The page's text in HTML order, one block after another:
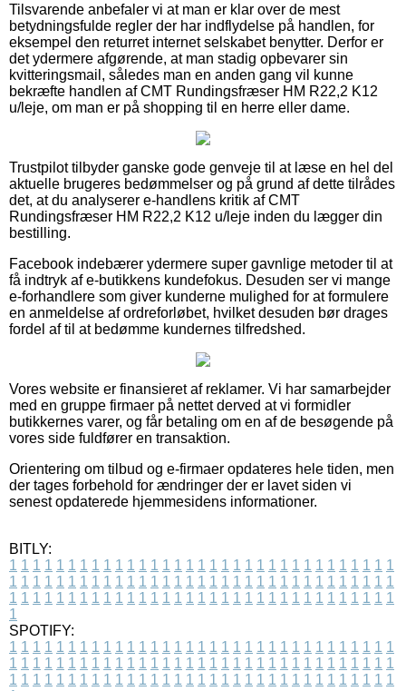
Tilsvarende anbefaler vi at man er klar over de mest
betydningsfulde regler der har indflydelse på handlen, for
eksempel den returret internet selskabet benytter. Derfor er
det ydermere afgørende, at man stadig opbevarer sin
kvitteringsmail, således man en anden gang vil kunne
bekræfte handlen af CMT Rundingsfræser HM R22,2 K12
u/leje, om man er på shopping til en herre eller dame.
Trustpilot tilbyder ganske gode genveje til at læse en hel del
aktuelle brugeres bedømmelser og på grund af dette tilrådes
det, at du analyserer e-handlens kritik af CMT
Rundingsfræser HM R22,2 K12 u/leje inden du lægger din
bestilling.
Facebook indebærer ydermere super gavnlige metoder til at
få indtryk af e-butikkens kundefokus. Desuden ser vi mange
e-forhandlere som giver kunderne mulighed for at formulere
en anmeldelse af ordreforløbet, hvilket desuden bør drages
fordel af til at bedømme kundernes tilfredshed.
Vores website er finansieret af reklamer. Vi har samarbejder
med en gruppe firmaer på nettet derved at vi formidler
butikkernes varer, og får betaling om en af de besøgende på
vores side fuldfører en transaktion.
Orientering om tilbud og e-firmaer opdateres hele tiden, men
der tages forbehold for ændringer der er lavet siden vi
senest opdaterede hjemmesidens informationer.
BITLY:
1 1 1 1 1 1 1 1 1 1 1 1 1 1 1 1 1 1 1 1 1 1 1 1 1 1 1 1 1 1 1 1 1
1 1 1 1 1 1 1 1 1 1 1 1 1 1 1 1 1 1 1 1 1 1 1 1 1 1 1 1 1 1 1 1 1
1 1 1 1 1 1 1 1 1 1 1 1 1 1 1 1 1 1 1 1 1 1 1 1 1 1 1 1 1 1 1 1 1
1
SPOTIFY:
1 1 1 1 1 1 1 1 1 1 1 1 1 1 1 1 1 1 1 1 1 1 1 1 1 1 1 1 1 1 1 1 1
1 1 1 1 1 1 1 1 1 1 1 1 1 1 1 1 1 1 1 1 1 1 1 1 1 1 1 1 1 1 1 1 1
1 1 1 1 1 1 1 1 1 1 1 1 1 1 1 1 1 1 1 1 1 1 1 1 1 1 1 1 1 1 1 1 1